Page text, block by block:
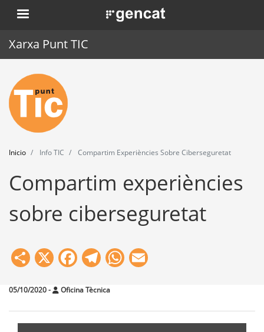
Pasar
al
. Obre en una nova finestra.
Xarxa Punt TIC
Inicio
Punt TIC
Actualidad
Agenda
Formación
Herramientas
Inicio Info TIC Compartim Experiències Sobre Ciberseguretat
Compartim experiències
sobre ciberseguretat
Share
X Facebook
Telegram
WhatsApp
05/10/2020- Oficina Tècnica